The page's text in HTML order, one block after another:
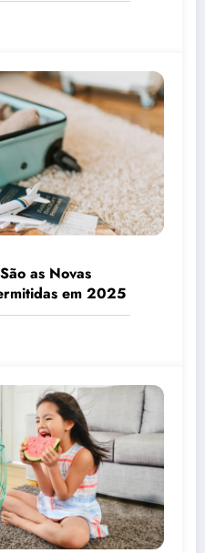
as Novas
em 2025